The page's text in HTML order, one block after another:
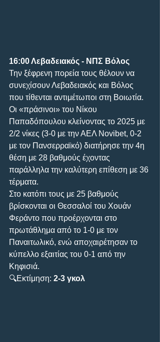
16:00 Λεβαδειακός - ΝΠΣ Βόλος
Την ξέφρενη πορεία τους θέλουν να
συνεχίσουν Λεβαδειακός και Βόλος
που τίθενται αντιμέτωποι στη Βοιωτία.
Οι «πράσινοι» του Νίκου
Παπαδόπουλου κλείνοντας το 2025 με
2/2 νίκες (3-0 με την ΑΕΛ Novibet, 0-2
με τον Πανσερραϊκό) διατήρησε την 4η
θέση με 28 βαθμούς έχοντας
παράλληλα την καλύτερη επίθεση με 36
τέρματα.
Στο κατόπι τους με 25 βαθμούς
βρίσκονται οι Θεσσαλοί του Χουάν
Φεράντο που προέρχονται στο
πρωτάθλημα από το 1-0 με τον
Παναιτωλικό, ενώ αποχαιρέτησαν το
κύπελλο εξαιτίας του 0-1 από την
Κηφισιά.
🔍Εκτίμηση: 2-3 γκολ